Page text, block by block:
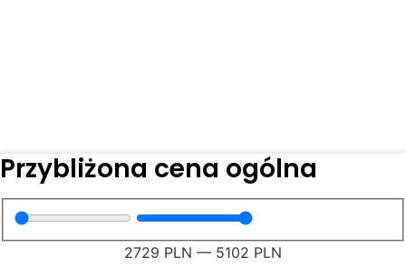
Przybliżona cena ogólna
2729 PLN — 5102 PLN